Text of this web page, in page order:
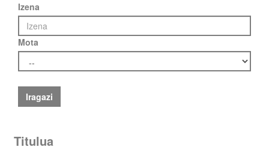
Izena
Mota
Iragazi
Titulua